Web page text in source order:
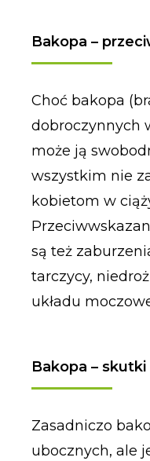
Bakopa –
Choć bakopa
dobroczynnych
może ją
wszystkim nie
kobietom w
są też
tarczycy,
układu
Bakopa –
Zasadniczo
ubocznych, ale